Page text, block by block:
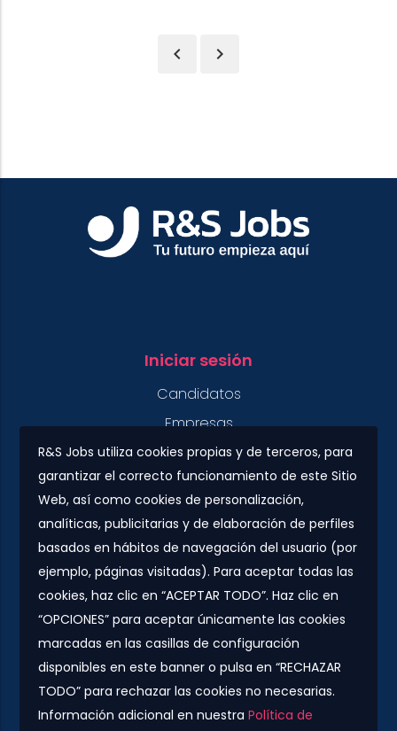
R&S Jobs utiliza cookies propias y de terceros, para
garantizar el correcto funcionamiento de este Sitio
Web, así como cookies de personalización,
analíticas, publicitarias y de elaboración de perfiles
basados en hábitos de navegación del usuario (por
ejemplo, páginas visitadas). Para aceptar todas las
cookies, haz clic en “ACEPTAR TODO”. Haz clic en
“OPCIONES” para aceptar únicamente las cookies
marcadas en las casillas de configuración
disponibles en este banner o pulsa en “RECHAZAR
TODO” para rechazar las cookies no necesarias.
Información adicional en nuestraPolítica de
Iniciar sesión
Candidatos
Empresas
Contacto
Plaza Urquinaona, 7. 5º 1ª.
08010 - Barcelona
info@rs-jobs.com
900 877 735 / 930 500 800
Síguenos